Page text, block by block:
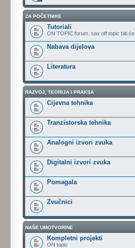
ZA POČETNIKE
Tutoriali
ON TOPIC forum. sav off topic biti
Nabava dijelova
Literatura
RAZVOJ, TEORIJA I PRAKSA
Cijevna tehnika
Tranzistorska tehnika
Analogni izvori zvuka
Digitalni izvori zvuka
Pomagala
Zvučnici
NAŠE UMOTVORINE
Kompletni projekti
ON topic